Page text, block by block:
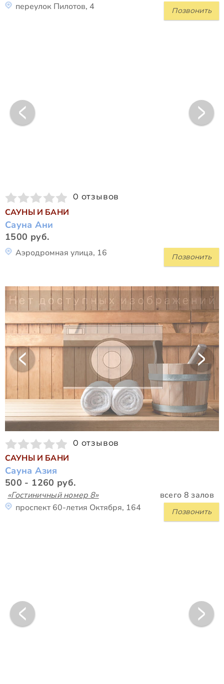
Позвонить
переулок Пилотов, 4
0 отзывов
САУНЫ И БАНИ
Сауна Ани
1500 руб.
Позвонить
Аэродромная улица, 16
0 отзывов
САУНЫ И БАНИ
Сауна Азия
500 - 1260 руб.
«Гостиничный номер 8» всего 8 залов
Позвонить
проспект 60-летия Октября, 164